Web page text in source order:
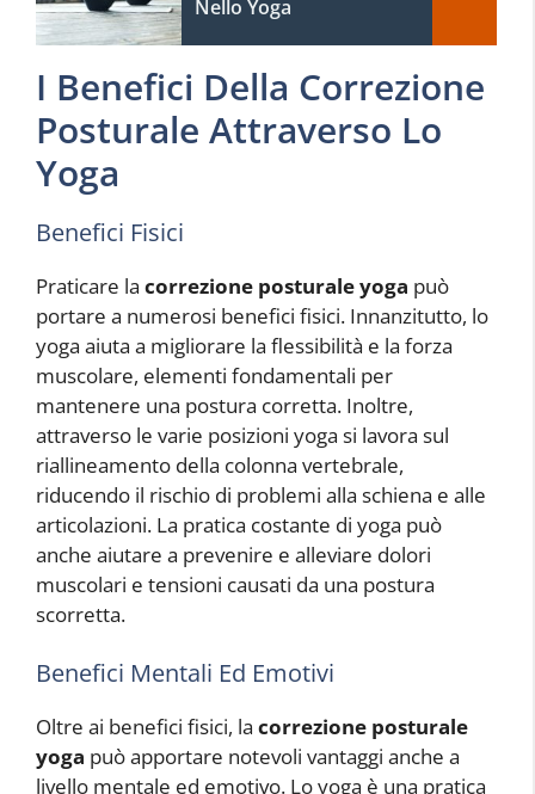
Nello Yoga
I Benefici Della Correzione
Posturale Attraverso Lo
Yoga
Benefici Fisici
Praticare la correzione posturale yoga può
portare a numerosi benefici fisici. Innanzitutto, lo
yoga aiuta a migliorare la flessibilità e la forza
muscolare, elementi fondamentali per
mantenere una postura corretta. Inoltre,
attraverso le varie posizioni yoga si lavora sul
riallineamento della colonna vertebrale,
riducendo il rischio di problemi alla schiena e alle
articolazioni. La pratica costante di yoga può
anche aiutare a prevenire e alleviare dolori
muscolari e tensioni causati da una postura
scorretta.
Benefici Mentali Ed Emotivi
Oltre ai benefici fisici, la correzione posturale
yoga può apportare notevoli vantaggi anche a
livello mentale ed emotivo. Lo yoga è una pratica